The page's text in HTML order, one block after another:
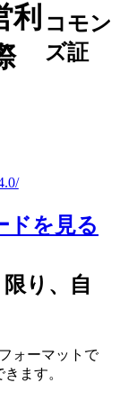
利 コモン
ズ証
ドを見る
り、自
ォーマットで
ます。